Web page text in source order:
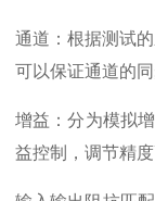
通道：根据测试
可以保证通道的
增益：分为模拟
益控制，调节精